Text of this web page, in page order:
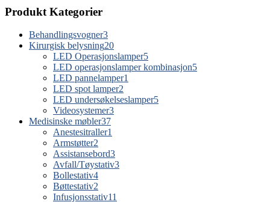
Produkt Kategorier
Behandlingsvogner3
Kirurgisk belysning20
LED Operasjonslamper5
LED operasjonslamper kombinasjon5
LED pannelamper1
LED spot lamper2
LED undersøkelseslamper5
Videosystemer3
Medisinske møbler37
Anestesitraller1
Armstøtter2
Assistansebord3
Avfall/Tøystativ3
Bollestativ4
Bøttestativ2
Infusjonsstativ11